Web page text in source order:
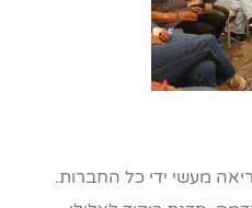
מעשי ידי כל החברות.